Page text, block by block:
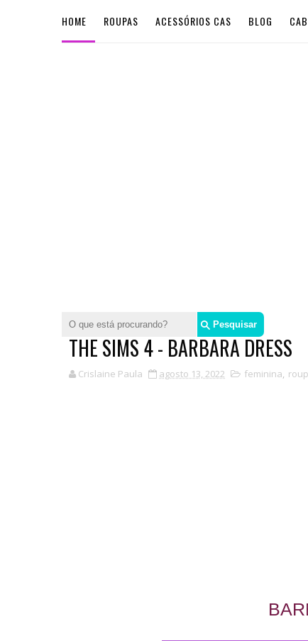
HOME ROUPAS ACESSÓRIOS CAS BLOG
THE SIMS 4 - BARBARA DRESS
Crislaine Paula agosto 13, 2022 feminina,